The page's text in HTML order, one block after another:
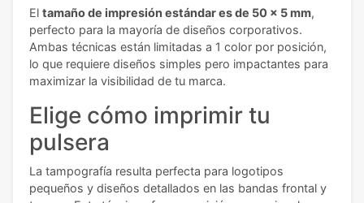
El tamaño de impresión estándar es de 50 x 5 mm,
perfecto para la mayoría de diseños corporativos.
Ambas técnicas están limitadas a 1 color por posición,
lo que requiere diseños simples pero impactantes para
maximizar la visibilidad de tu marca.
Elige cómo imprimir tu
pulsera
La tampografía resulta perfecta para logotipos
pequeños y diseños detallados en las bandas frontal y